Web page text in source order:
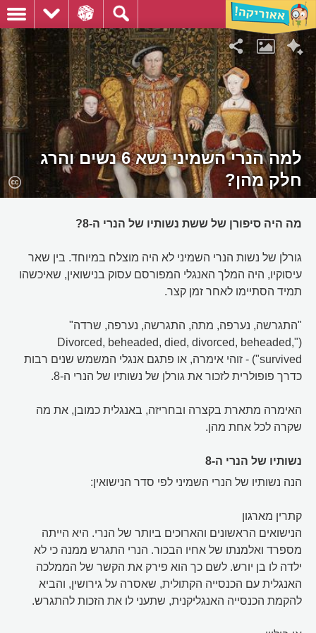
למה הנרי השמיני נשא 6 נשים והרג
חלק מהן?
מה היה סיפורן של ששת נשותיו של הנרי ה-8?
גורלן של נשות הנרי השמיני לא היה מוצלח במיוחד. בין שאר
עיסוקיו, היה המלך האנגלי המפורסם עסוק בנישואין, שאיכשהו
תמיד הסתיימו לאחר זמן קצר.
"התגרשה, נערפה, מתה, התגרשה, נערפה, שרדה"
("Divorced, beheaded, died, divorced, beheaded,
survived") - זוהי אימרה, או פתגם אנגלי המשמש שנים רבות
כדרך פופולרית לזכור את גורלן של נשותיו של הנרי ה-8.
האימרה מתארת בקצרה ובחריזה, באנגלית כמובן, את מה
שקרה לכל אחת מהן.
נשותיו של הנרי ה-8
הנה נשותיו של הנרי השמיני לפי סדר הנישואין:
קתרין מארגון
הנישואים הראשונים והארוכים ביותר של הנרי. היא הייתה
מספרד ואלמנתו של אחיו הבכור. הנרי התגרש ממנה כי לא
ילדה לו בן יורש. לשם כך הוא פירק את הקשר של הממלכה
האנגלית עם הכנסייה הקתולית, שאסרה על גירושין, והביא
להקמת הכנסייה האנגליקנית, שתעני לו את הזכות להתגרש.